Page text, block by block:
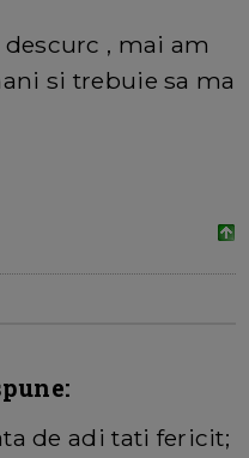
descurc , mai am
si trebuie sa ma
de adi tati fericit;